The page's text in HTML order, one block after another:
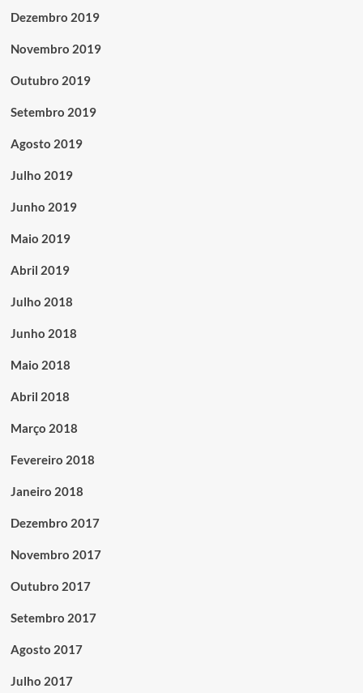
Dezembro 2019
Novembro 2019
Outubro 2019
Setembro 2019
Agosto 2019
Julho 2019
Junho 2019
Maio 2019
Abril 2019
Julho 2018
Junho 2018
Maio 2018
Abril 2018
Março 2018
Fevereiro 2018
Janeiro 2018
Dezembro 2017
Novembro 2017
Outubro 2017
Setembro 2017
Agosto 2017
Julho 2017